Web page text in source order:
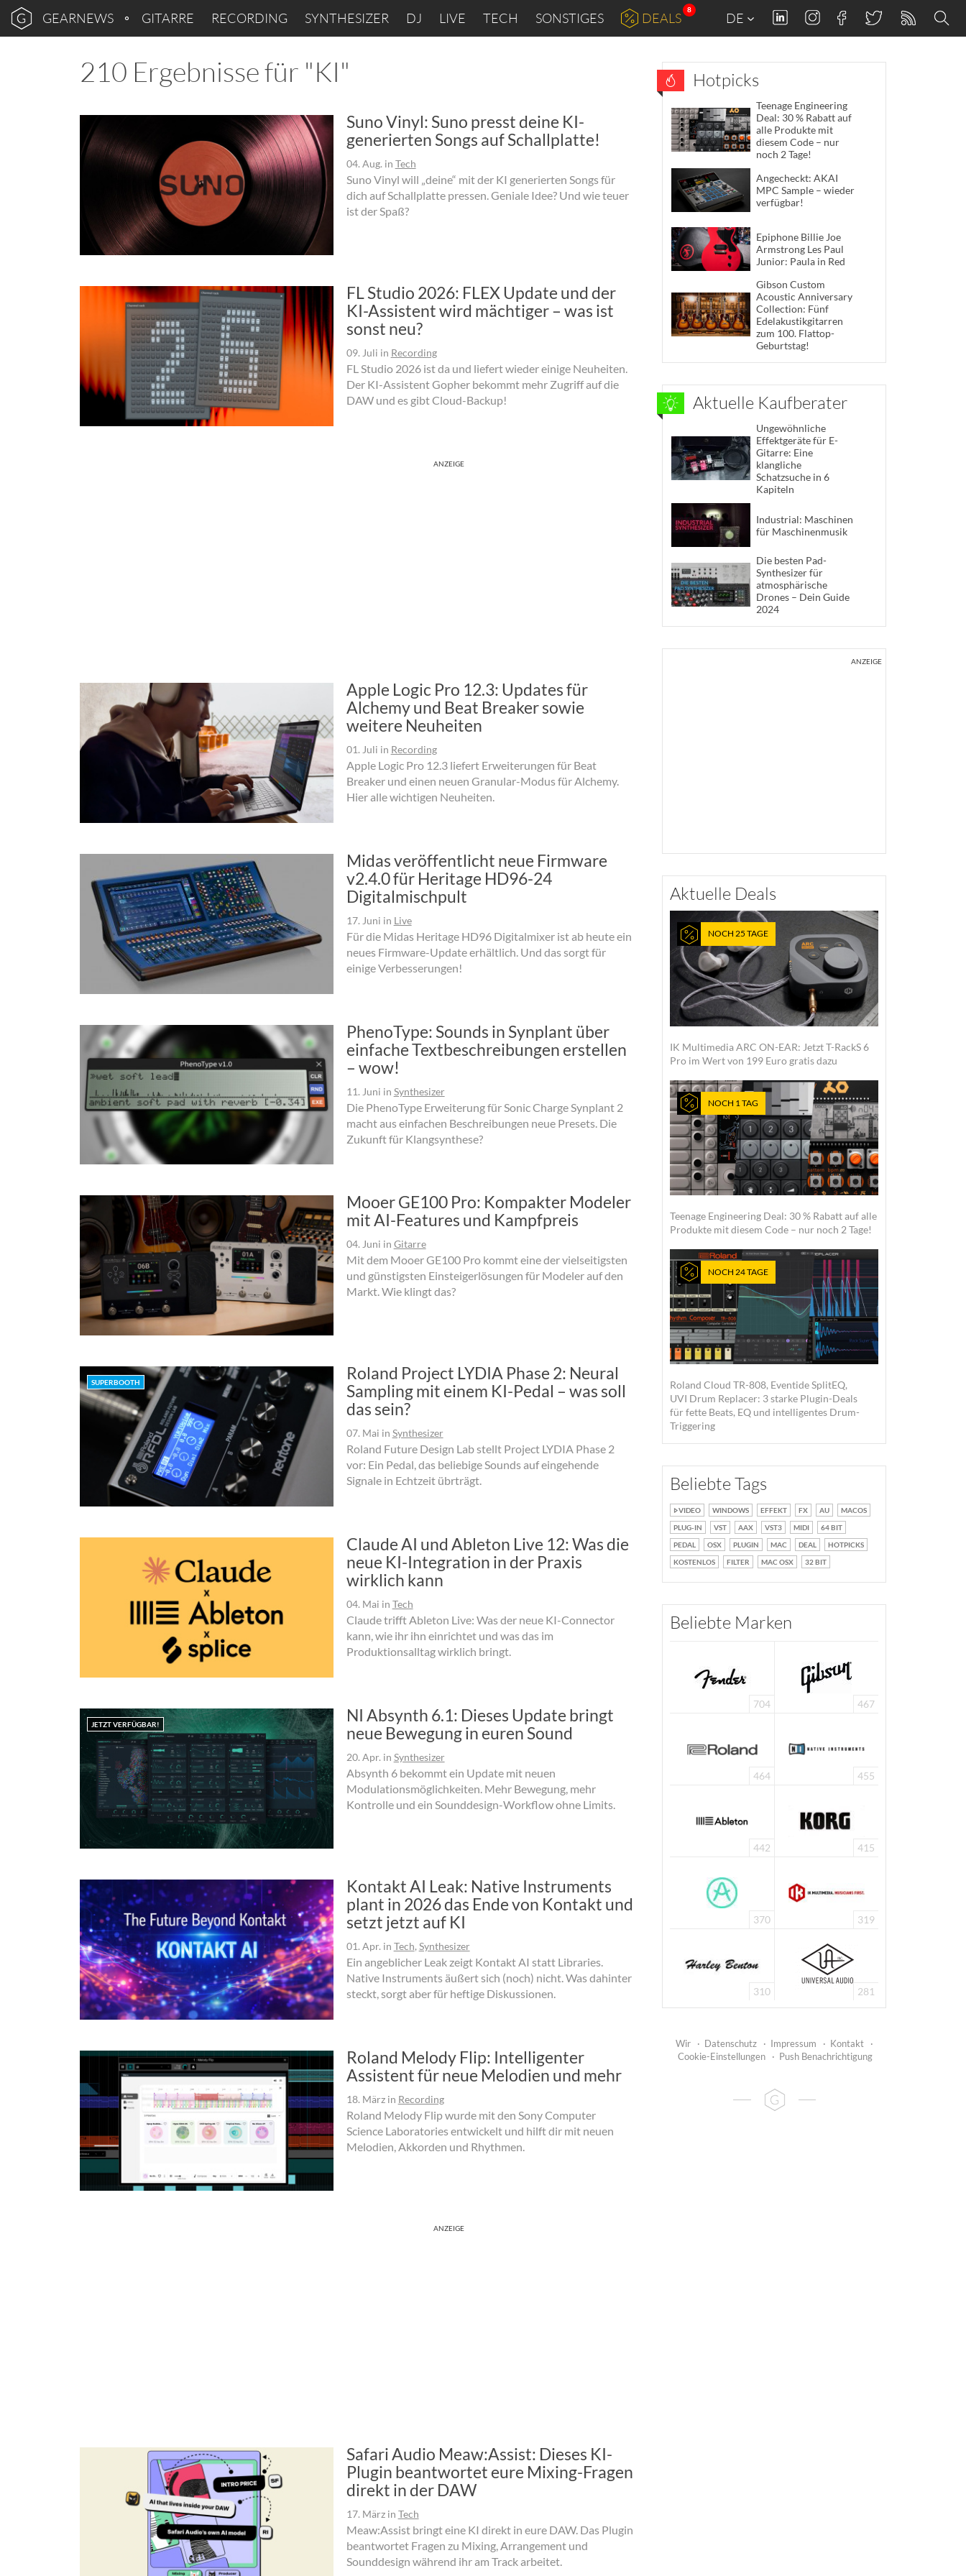
GEARNEWS GITARRE RECORDING SYNTHESIZER DJ LIVE TECH SONSTIGES DEALS
8
DE
210 Ergebnisse für "KI"
Suno Vinyl: Suno presst deine KI-
generierten Songs auf Schallplatte!
04. Aug. in Tech
Suno Vinyl will „deine“ mit der KI generierten Songs für
dich auf Schallplatte pressen. Geniale Idee? Und wie teuer
ist der Spaß?
FL Studio 2026: FLEX Update und der
KI-Assistent wird mächtiger – was ist
sonst neu?
09. Juli in Recording
FL Studio 2026 ist da und liefert wieder einige Neuheiten.
Der KI-Assistent Gopher bekommt mehr Zugriff auf die
DAW und es gibt Cloud-Backup!
ANZEIGE
Apple Logic Pro 12.3: Updates für
Alchemy und Beat Breaker sowie
weitere Neuheiten
01. Juli in Recording
Apple Logic Pro 12.3 liefert Erweiterungen für Beat
Breaker und einen neuen Granular-Modus für Alchemy.
Hier alle wichtigen Neuheiten.
Midas veröffentlicht neue Firmware
v2.4.0 für Heritage HD96-24
Digitalmischpult
17. Juni in Live
Für die Midas Heritage HD96 Digitalmixer ist ab heute ein
neues Firmware-Update erhältlich. Und das sorgt für
einige Verbesserungen!
PhenoType: Sounds in Synplant über
einfache Textbeschreibungen erstellen
– wow!
11. Juni in Synthesizer
Die PhenoType Erweiterung für Sonic Charge Synplant 2
macht aus einfachen Beschreibungen neue Presets. Die
Zukunft für Klangsynthese?
Mooer GE100 Pro: Kompakter Modeler
mit AI-Features und Kampfpreis
04. Juni in Gitarre
Mit dem Mooer GE100 Pro kommt eine der vielseitigsten
und günstigsten Einsteigerlösungen für Modeler auf den
Markt. Wie klingt das?
SUPERBOOTH
Roland Project LYDIA Phase 2: Neural
Sampling mit einem KI-Pedal – was soll
das sein?
07. Mai in Synthesizer
Roland Future Design Lab stellt Project LYDIA Phase 2
vor: Ein Pedal, das beliebige Sounds auf eingehende
Signale in Echtzeit übrträgt.
Claude AI und Ableton Live 12: Was die
neue KI-Integration in der Praxis
wirklich kann
04. Mai in Tech
Claude trifft Ableton Live: Was der neue KI-Connector
kann, wie ihr ihn einrichtet und was das im
Produktionsalltag wirklich bringt.
JETZT VERFÜGBAR!
NI Absynth 6.1: Dieses Update bringt
neue Bewegung in euren Sound
20. Apr. in Synthesizer
Absynth 6 bekommt ein Update mit neuen
Modulationsmöglichkeiten. Mehr Bewegung, mehr
Kontrolle und ein Sounddesign-Workflow ohne Limits.
Kontakt AI Leak: Native Instruments
plant in 2026 das Ende von Kontakt und
setzt jetzt auf KI
01. Apr. in Tech, Synthesizer
Ein angeblicher Leak zeigt Kontakt AI statt Libraries.
Native Instruments äußert sich (noch) nicht. Was dahinter
steckt, sorgt aber für heftige Diskussionen.
Roland Melody Flip: Intelligenter
Assistent für neue Melodien und mehr
18. Märzin Recording
Roland Melody Flip wurde mit den Sony Computer
Science Laboratories entwickelt und hilft dir mit neuen
Melodien, Akkorden und Rhythmen.
ANZEIGE
Safari Audio Meaw:Assist: Dieses KI-
Plugin beantwortet eure Mixing-Fragen
direkt in der DAW
17. Märzin Tech
Meaw:Assist bringt eine KI direkt in eure DAW. Das Plugin
beantwortet Fragen zu Mixing, Arrangement und
Sounddesign während ihr am Track arbeitet.
Hotpicks
Teenage Engineering
Deal: 30 % Rabatt auf
alle Produkte mit
diesem Code – nur
noch 2 Tage!
Angecheckt: AKAI
MPC Sample – wieder
verfügbar!
Epiphone Billie Joe
Armstrong Les Paul
Junior: Paula in Red
Gibson Custom
Acoustic Anniversary
Collection: Fünf
Edelakustikgitarren
zum 100. Flattop-
Geburtstag!
Aktuelle Kaufberater
Ungewöhnliche
Effektgeräte für E-
Gitarre: Eine
klangliche
Schatzsuche in 6
Kapiteln
Industrial: Maschinen
für Maschinenmusik
Die besten Pad-
Synthesizer für
atmosphärische
Drones – Dein Guide
2024
ANZEIGE
Aktuelle Deals
NOCH 25 TAGE
IK Multimedia ARC ON-EAR: Jetzt T-RackS 6
Pro im Wert von 199 Euro gratis dazu
NOCH 1 TAG
Teenage Engineering Deal: 30 % Rabatt auf alle
Produkte mit diesem Code – nur noch 2 Tage!
NOCH 24 TAGE
Roland Cloud TR-808, Eventide SplitEQ,
UVI Drum Replacer: 3 starke Plugin-Deals
für fette Beats, EQ und intelligentes Drum-
Triggering
Beliebte Tags
VIDEO WINDOWS EFFEKT FX AU
MACOS
PLUG-IN
VST AAX VST3 MIDI
64 BIT
PEDAL
OSX PLUGIN MAC DEAL
HOTPICKS
KOSTENLOS
FILTER MAC OSX 32 BIT
Beliebte Marken
704 467
464 455
442 415
370 319
310 281
Wir · Datenschutz · Impressum · Kontakt
·
Cookie-Einstellungen
· Push Benachrichtigung